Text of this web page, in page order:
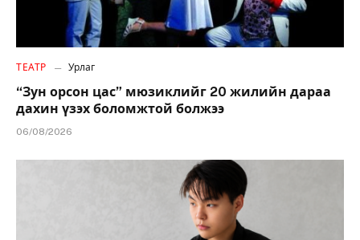
ТЕАТР Урлаг
“Зун орсон цас” мюзиклийг 20 жилийн дараа
дахин үзэх боломжтой болжээ
06/08/2026